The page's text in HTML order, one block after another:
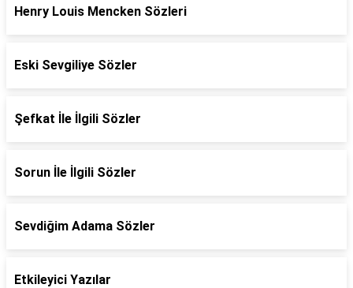
Henry Louis Mencken Sözleri
Eski Sevgiliye Sözler
Şefkat İle İlgili Sözler
Sorun İle İlgili Sözler
Sevdiğim Adama Sözler
Etkileyici Yazılar